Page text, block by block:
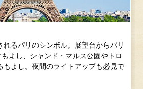
れるパリのシンボル。展望台からパリ
よし、シャンド・マルス公園やトロ
もよし。夜間のライトアップも必見で